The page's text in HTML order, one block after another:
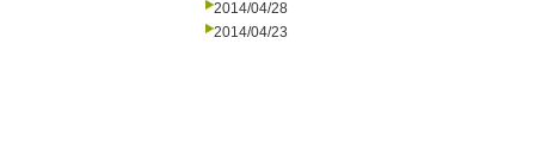
2014/04/28
2014/04/23